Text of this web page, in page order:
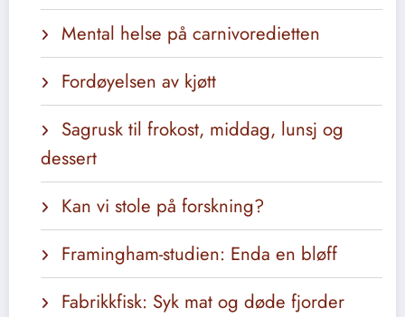
Mental helse på carnivoredietten
Fordøyelsen av kjøtt
Sagrusk til frokost, middag, lunsj og
dessert
Kan vi stole på forskning?
Framingham-studien: Enda en bløff
Fabrikkfisk: Syk mat og døde fjorder